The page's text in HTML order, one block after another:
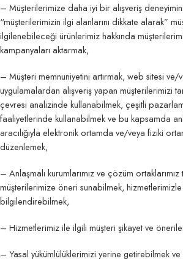
– Müşterilerimize daha iyi bir alışveriş
“müşterilerimizin ilgi alanlarını dikkate alarak”
ilgilenebileceği ürünlerimiz hakkında
kampanyaları aktarmak,
– Müşteri memnuniyetini artırmak, web sitesi ve/
uygulamalardan alışveriş yapan müşterilerimizi
çevresi analizinde kullanabilmek, çeşitli
faaliyetlerinde kullanabilmek ve bu kapsamda
aracılığıyla elektronik ortamda ve/veya fiziki
düzenlemek,
– Anlaşmalı kurumlarımız ve çözüm ortaklarımız
müşterilerimize öneri sunabilmek,
bilgilendirebilmek,
– Hizmetlerimiz ile ilgili müşteri şikayet ve
– Yasal yükümlülüklerimizi yerine getirebilmek ve